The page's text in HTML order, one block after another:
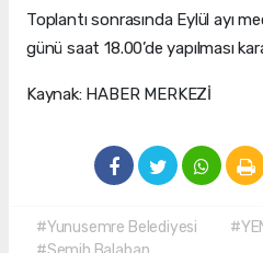
Toplantı sonrasında Eylül ayı
günü saat 18.00’de yapılması
Kaynak: HABER MERKEZİ
#Yunusemre Belediyesi